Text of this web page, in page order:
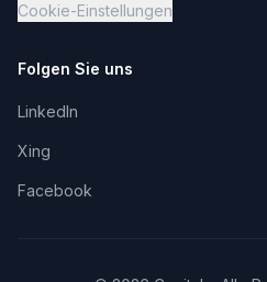
Cookie-Einstellungen
Folgen Sie uns
LinkedIn
Xing
Facebook